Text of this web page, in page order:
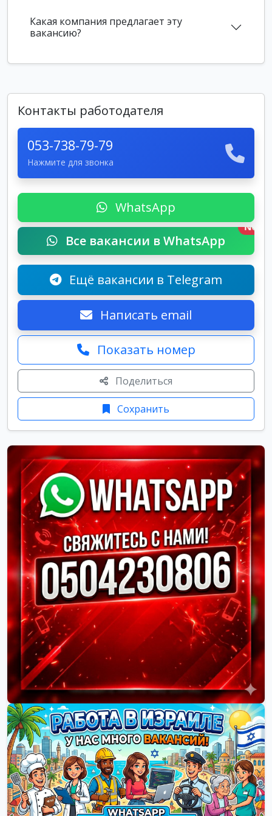
Какая компания предлагает эту
вакансию?
Контакты работодателя
053-738-79-79
Нажмите для звонка
WhatsApp
Все вакансии в WhatsApp
New
Ещё вакансии в Telegram
Написать email
Показать номер
Поделиться
Сохранить